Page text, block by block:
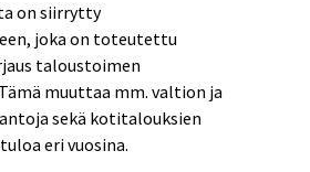
on siirrytty
joka on toteutettu
taloustoimen
muuttaa mm. valtion ja
sekä kotitalouksien
eri vuosina.